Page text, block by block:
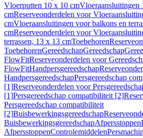
Vloerputten 10 x 10 cmVloeraansluitingen
cmReserveonderdelen voor
cmVloeraansluitingen voor balkons en
cmReserveonderdelen voor
terrassen, 13 x 13 cmToebehoren
ToebehorenGereedschapGereedschap
FlowFitReserveonderdelen voor
FlowFitHandpersgereedschap
HandpersgereedschapPersgereedschap
[1]Reserveonderdelen voor
[1]Persgereedschap compatibiliteit [2]
Persgereedschap compatibiliteit
[2]Buisbewerkingsgereedschap
BuisbewerkingsgereedschapAfpersstoppen
AfpersstoppenControlemiddelen